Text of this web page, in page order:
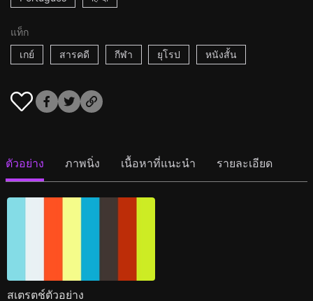
แท็ก
เกย์
สารคดี กีฬา ยุโรป หนังสั้น
ตัวอย่าง ภาพนิ่ง เนื้อหาที่แนะนำ รายละเอียด
สเตรตช์ตัวอย่าง